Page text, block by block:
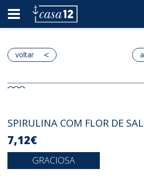
voltar
SPIRULINA COM FLOR DE SAL
7,12€
GRACIOSA